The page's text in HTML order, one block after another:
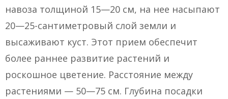
навоза толщиной 15—20 см, на нее насыпают
20—25-сантиметровый слой земли и
высаживают куст. Этот прием обеспечит
более раннее развитие растений и
роскошное цветение. Расстояние между
растениями — 50—75 см. Глубина посадки